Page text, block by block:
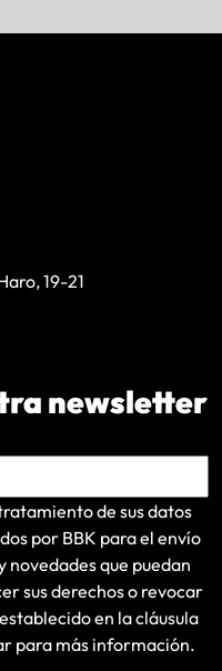
19-21
newsletter
de sus datos
por BBK para el envío
que puedan
sus derechos o revocar
en lacláusula
para más información.